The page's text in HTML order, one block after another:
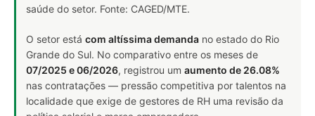
saúde do setor. Fonte: CAGED/MTE.
O setor está com altíssima demanda no estado do Rio
Grande do Sul. No comparativo entre os meses de
07/2025 e 06/2026, registrou um aumento de 26.08%
nas contratações — pressão competitiva por talentos na
localidade que exige de gestores de RH uma revisão da